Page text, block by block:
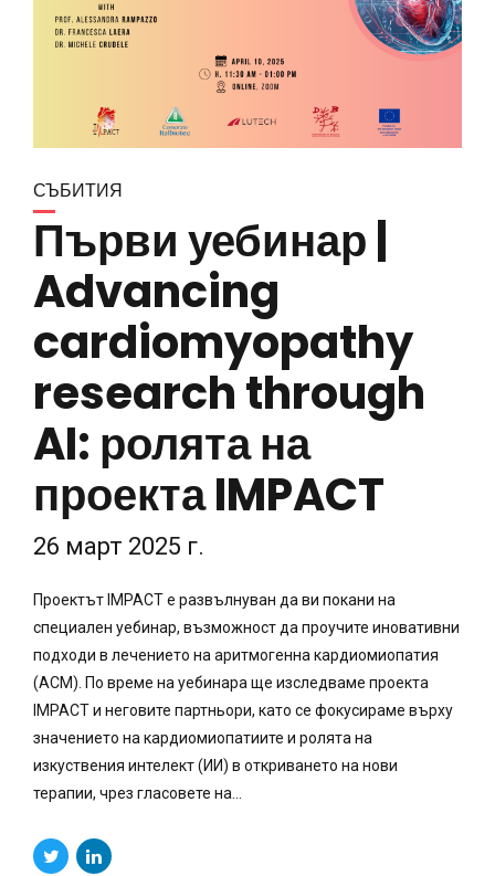
СЪБИТИЯ
Първи уебинар |
Advancing
cardiomyopathy
research through
AI: ролята на
проекта IMPACT
26 март 2025 г.
Проектът IMPACT е развълнуван да ви покани на
специален уебинар, възможност да проучите иновативни
подходи в лечението на аритмогенна кардиомиопатия
(ACM). По време на уебинара ще изследваме проекта
IMPACT и неговите партньори, като се фокусираме върху
значението на кардиомиопатиите и ролята на
изкуствения интелект (ИИ) в откриването на нови
терапии, чрез гласовете на...